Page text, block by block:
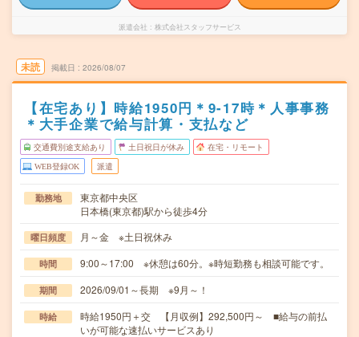
派遣会社 株式会社スタッフサービス
未読 掲載日 2026/08/07
【在宅あり】時給1950円＊9-17時＊人事事務
＊大手企業で給与計算・支払など
交通費別途支給あり 土日祝日が休み 在宅・リモート
WEB登録OK 派遣
勤務地
東京都中央区
日本橋(東京都)駅から徒歩4分
曜日頻度 月～金 ※土日祝休み
時間 9:00～17:00 ※休憩は60分。※時短勤務も相談可能です。
期間 2026/09/01～長期 ※9月～！
時給
時給1950円＋交 【月収例】292,500円～ ■給与の前払
いが可能な速払いサービスあり